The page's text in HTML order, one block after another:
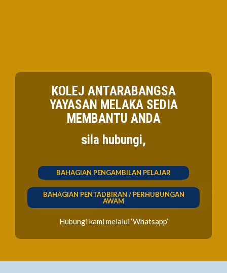
KOLEJ ANTARABANGSA
YAYASAN MELAKA SEDIA
MEMBANTU ANDA
sila hubungi,
BAHAGIAN PENGAMBILAN PELAJAR
BAHAGIAN PENTADBIRAN / PERHUBUNGAN
AWAM
Hubungi kami melalui ‘Whatsapp’